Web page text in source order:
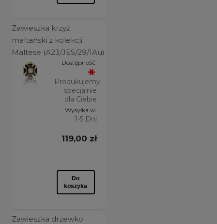
glamour (1)
rękodzieło (1)
RODZAJ BIGLA
nie dotyczy (5)
SPOSÓB WYKOŃCZENIA
Zawieszka krzyż
maltański z kolekcji
Maltese (A23/JES/29/1Au)
Dostępność:
Produkujemy
specjalnie
dla Ciebie
Wysyłka w:
1-5 Dni
119,00 zł
Do
koszyka
Zawieszka drzewko